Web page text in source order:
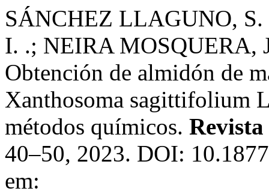
SÁNCHEZ LLAGUNO,
I. .; NEIRA MOSQUERA,
Obtención de almidón de
Xanthosoma sagittifolium
métodos químicos.
40–50, 2023. DOI:
em: